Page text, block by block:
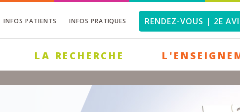
INFOS PATIENTS INFOS PRATIQUES RENDEZ-VOUS | 2E
LA RECHERCHE